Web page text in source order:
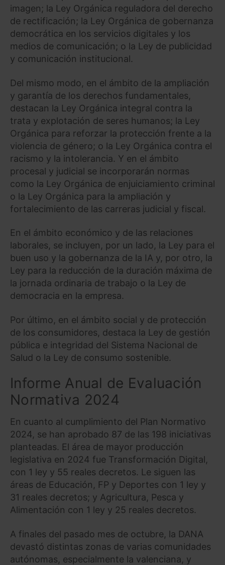
imagen; la Ley Orgánica reguladora del derecho
de rectificación; la Ley Orgánica de gobernanza
democrática en los servicios digitales y los
medios de comunicación; o la Ley de publicidad
y comunicación institucional.
Del mismo modo, en el ámbito de la ampliación
y garantía de los derechos fundamentales,
destacan la Ley Orgánica integral contra la
trata y explotación de seres humanos; la Ley
Orgánica para reforzar la protección frente a la
violencia de género; o la Ley Orgánica contra el
racismo y la intolerancia. Y en el ámbito
procesal y judicial se incorporarán normas
como la Ley Orgánica de enjuiciamiento criminal
o la Ley Orgánica para la ampliación y
fortalecimiento de las carreras judicial y fiscal.
En el ámbito económico y de las relaciones
laborales, se incluyen, por un lado, la Ley para el
buen uso y la gobernanza de la IA y, por otro, la
Ley para la reducción de la duración máxima de
la jornada ordinaria de trabajo o la Ley de
democracia en la empresa.
Por último, en el ámbito social y de protección
de los consumidores, destaca la Ley de gestión
pública e integridad del Sistema Nacional de
Salud o la Ley de consumo sostenible.
Informe Anual de Evaluación
Normativa 2024
En cuanto al cumplimiento del Plan Normativo
2024, se han aprobado 87 de las 198 iniciativas
planteadas. El área de mayor producción
legislativa en 2024 fue Transformación Digital,
con 1 ley y 55 reales decretos. Le siguen las
áreas de Educación, FP y Deportes con 1 ley y
31 reales decretos; y Agricultura, Pesca y
Alimentación con 1 ley y 25 reales decretos.
A finales del pasado mes de octubre, la DANA
devastó distintas zonas de varias comunidades
autónomas, especialmente la valenciana, y